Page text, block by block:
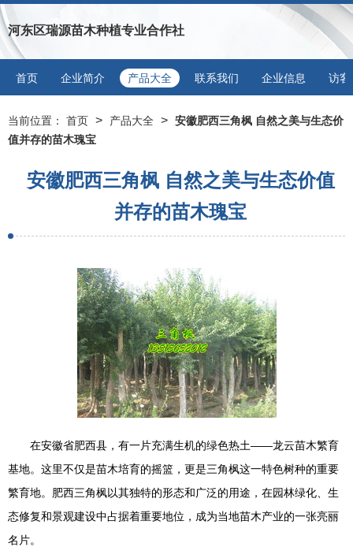
河东区瑞源苗木种植专业合作社
首页 企业简介 产品大全 联系我们 企业信息 访客
当前位置： 首页 > 产品大全 > 安徽肥西三角枫 自然之美与生态价
值并存的苗木瑰宝
安徽肥西三角枫 自然之美与生态价值
并存的苗木瑰宝
在安徽省肥西县，有一片充满生机的绿色热土——龙云苗木繁育
基地。这里不仅是苗木培育的摇篮，更是三角枫这一特色树种的重要
繁育地。肥西三角枫以其独特的形态和广泛的用途，在园林绿化、生
态修复和景观建设中占据着重要地位，成为当地苗木产业的一张亮丽
名片。